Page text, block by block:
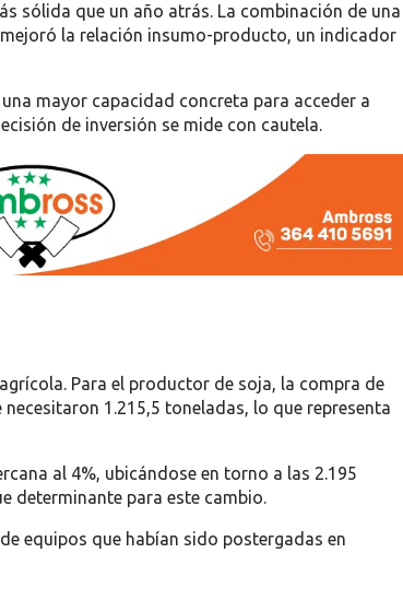
sólida que un año atrás. La combinación de una
la relación insumo-producto, un indicador
mayor capacidad concreta para acceder a
de inversión se mide con cautela.
Para el productor de soja, la compra de
1.215,5 toneladas, lo que representa
al 4%, ubicándose en torno a las 2.195
determinante para este cambio.
equipos que habían sido postergadas en